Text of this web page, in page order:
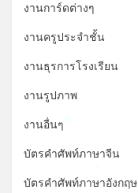
งานการ์ดต่างๆ
งานครูประจำชั้น
งานธุรการโรงเรียน
งานรูปภาพ
งานอื่นๆ
บัตรคำศัพท์ภาษาจีน
บัตรคำศัพท์ภาษาอังกฤษ
*